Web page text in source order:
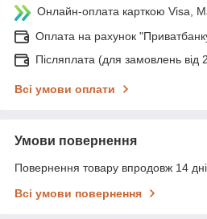
Онлайн-оплата карткою Visa,
Оплата на рахунок
Післяплата (для замовлень
Всі умови оплати
Умови повернення
Повернення товару впродовж 14
Всі умови повернення